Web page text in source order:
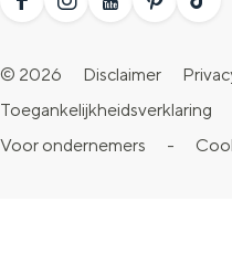
F
c
e
b
I
t
a
Y
u
T
u
n
t
T
k
T
o
© 2026 Disclaimer
Toegankelijkheidsverklaring
Voor ondernemers
-